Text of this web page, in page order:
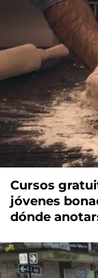
Cursos
jóvenes
dónde